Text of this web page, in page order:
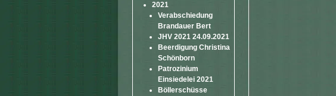
2021
Verabschiedung
Brandauer Bert
JHV 2021 24.09.2021
Beerdigung Christina
Schönborn
Patrozinium
Einsiedelei 2021
Böllerschüsse